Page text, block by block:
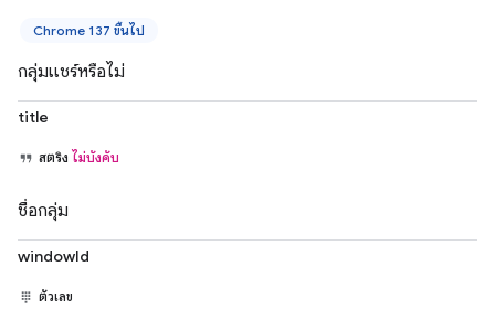
Chrome 137 ขึ้นไป
กลุ่มแชร์หรือไม่
title
สตริง ไม่บังคับ
ชื่อกลุ่ม
windowId
ตัวเลข